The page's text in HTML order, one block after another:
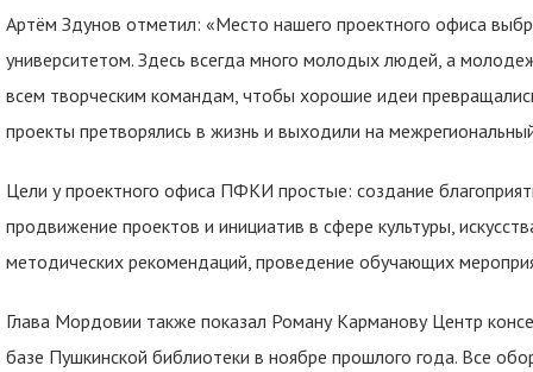
Артём Здунов отметил: «Место нашего проектного офиса
университетом. Здесь всегда много молодых людей, а
всем творческим командам, чтобы хорошие идеи
проекты претворялись в жизнь и выходили на
Цели у проектного офиса ПФКИ простые: создание
продвижение проектов и инициатив в сфере культуры,
методических рекомендаций, проведение обучающих
Глава Мордовии также показал Роману Карманову Центр
базе Пушкинской библиотеки в ноябре прошлого года. Все